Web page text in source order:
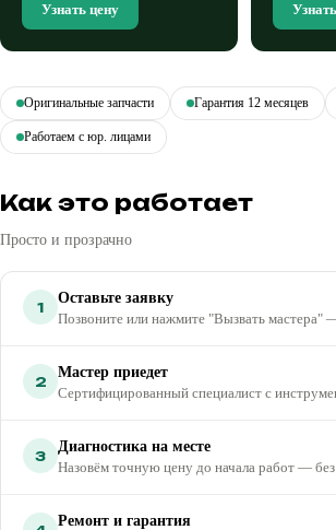
Узнать цену
Оригинальные запчасти Гарантия 12 месяцев
Работаем с юр. лицами
Как это работает
Просто и прозрачно
1
Оставьте заявку
Позвоните или нажмите "Вызвать мастера"
2
Мастер приедет
Сертифицированный специалист с
3
Диагностика на месте
Назовём точную цену до начала работ —
Ремонт и гарантия